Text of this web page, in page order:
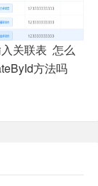
关联表 怎么
方法吗